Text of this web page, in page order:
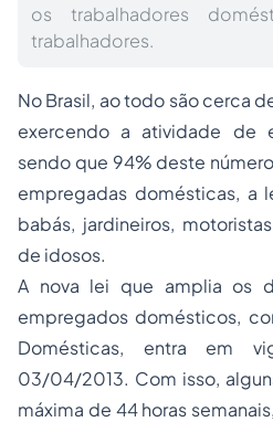
os trabalhadores
trabalhadores.
No Brasil, ao todo são cerca
exercendo a atividade de
sendo que 94% deste
empregadas domésticas, a
babás, jardineiros,
de idosos.
A nova lei que amplia os
empregados domésticos,
Domésticas, entra em
03/04/2013. Com isso,
máxima de 44 horas